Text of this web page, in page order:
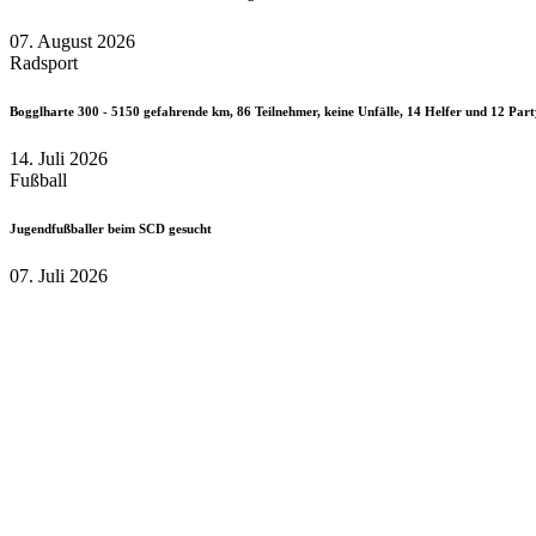
07. August 2026
Radsport
Bogglharte 300 - 5150 gefahrende km, 86 Teilnehmer, keine Unfälle, 14 Helfer und 12
14. Juli 2026
Fußball
Jugendfußballer beim SCD gesucht
07. Juli 2026